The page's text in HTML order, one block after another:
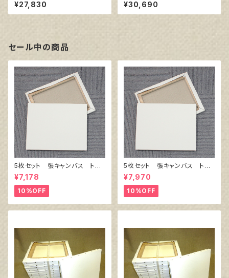
¥27,830 ¥30,690
セール中の商品
5枚セット 張キャンバス トー
クロ イエロー S0号（縦180
㎜×横180㎜）
¥7,178
10%OFF
5枚セット 張キャンバス トー
クロ イエロー S3号（273㎜
×273㎜）
¥7,970
10%OFF